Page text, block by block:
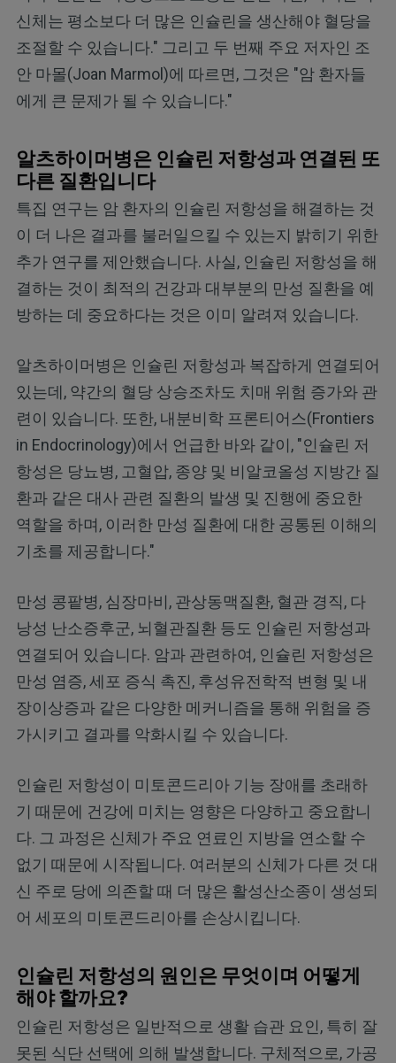
신체는 평소보다 더 많은 인슐린을 생산해야 혈당을
조절할 수 있습니다." 그리고 두 번째 주요 저자인 조
안 마몰(Joan Marmol)에 따르면, 그것은 "암 환자들
에게 큰 문제가 될 수 있습니다."
알츠하이머병은 인슐린 저항성과 연결된 또
다른 질환입니다
특집 연구는 암 환자의 인슐린 저항성을 해결하는 것
이 더 나은 결과를 불러일으킬 수 있는지 밝히기 위한
추가 연구를 제안했습니다. 사실, 인슐린 저항성을 해
결하는 것이 최적의 건강과 대부분의 만성 질환을 예
방하는 데 중요하다는 것은 이미 알려져 있습니다.
알츠하이머병은 인슐린 저항성과 복잡하게 연결되어
있는데, 약간의 혈당 상승조차도 치매 위험 증가와 관
련이 있습니다. 또한, 내분비학 프론티어스(Frontiers
in Endocrinology)에서 언급한 바와 같이, "인슐린 저
항성은 당뇨병, 고혈압, 종양 및 비알코올성 지방간 질
환과 같은 대사 관련 질환의 발생 및 진행에 중요한
역할을 하며, 이러한 만성 질환에 대한 공통된 이해의
기초를 제공합니다."
만성 콩팥병, 심장마비, 관상동맥질환, 혈관 경직, 다
낭성 난소증후군, 뇌혈관질환 등도 인슐린 저항성과
연결되어 있습니다. 암과 관련하여, 인슐린 저항성은
만성 염증, 세포 증식 촉진, 후성유전학적 변형 및 내
장이상증과 같은 다양한 메커니즘을 통해 위험을 증
가시키고 결과를 악화시킬 수 있습니다.
인슐린 저항성이 미토콘드리아 기능 장애를 초래하
기 때문에 건강에 미치는 영향은 다양하고 중요합니
다. 그 과정은 신체가 주요 연료인 지방을 연소할 수
없기 때문에 시작됩니다. 여러분의 신체가 다른 것 대
신 주로 당에 의존할 때 더 많은 활성산소종이 생성되
어 세포의 미토콘드리아를 손상시킵니다.
인슐린 저항성의 원인은 무엇이며 어떻게
해야 할까요?
인슐린 저항성은 일반적으로 생활 습관 요인, 특히 잘
못된 식단 선택에 의해 발생합니다. 구체적으로, 가공